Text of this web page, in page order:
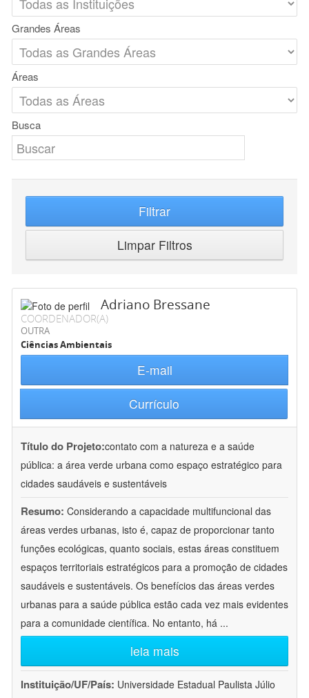
Grandes Áreas
Áreas
Busca
Filtrar
Limpar Filtros
Adriano Bressane
COORDENADOR(A)
OUTRA
Ciências Ambientais
E-mail
Currículo
Título do Projeto:contato com a natureza e a saúde
pública: a área verde urbana como espaço estratégico para
cidades saudáveis e sustentáveis
Resumo: Considerando a capacidade multifuncional das
áreas verdes urbanas, isto é, capaz de proporcionar tanto
funções ecológicas, quanto sociais, estas áreas constituem
espaços territoriais estratégicos para a promoção de cidades
saudáveis e sustentáveis. Os benefícios das áreas verdes
urbanas para a saúde pública estão cada vez mais evidentes
para a comunidade científica. No entanto, há ...
leia mais
Instituição/UF/País: Universidade Estadual Paulista Júlio